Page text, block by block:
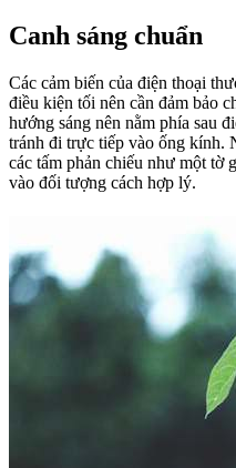
Canh sáng chuẩn
Các cảm biến của điện thoại
điều kiện tối nên cần đảm bảo
hướng sáng nên nằm phía sau
tránh đi trực tiếp vào ống kính.
các tấm phản chiếu như một tờ
vào đối tượng cách hợp lý.